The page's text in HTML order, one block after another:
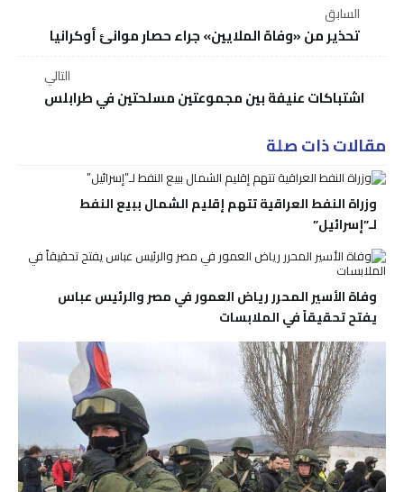
السابق
تحذير من «وفاة الملايين» جراء حصار موانئ أوكرانيا
التالي
اشتباكات عنيفة بين مجموعتين مسلحتين في طرابلس
مقالات ذات صلة
وزراة النفط العراقية تتهم إقليم الشمال ببيع النفط
لـ”إسرائيل”
وفاة الأسير المحرر رياض العمور في مصر والرئيس عباس
يفتح تحقيقاً في الملابسات